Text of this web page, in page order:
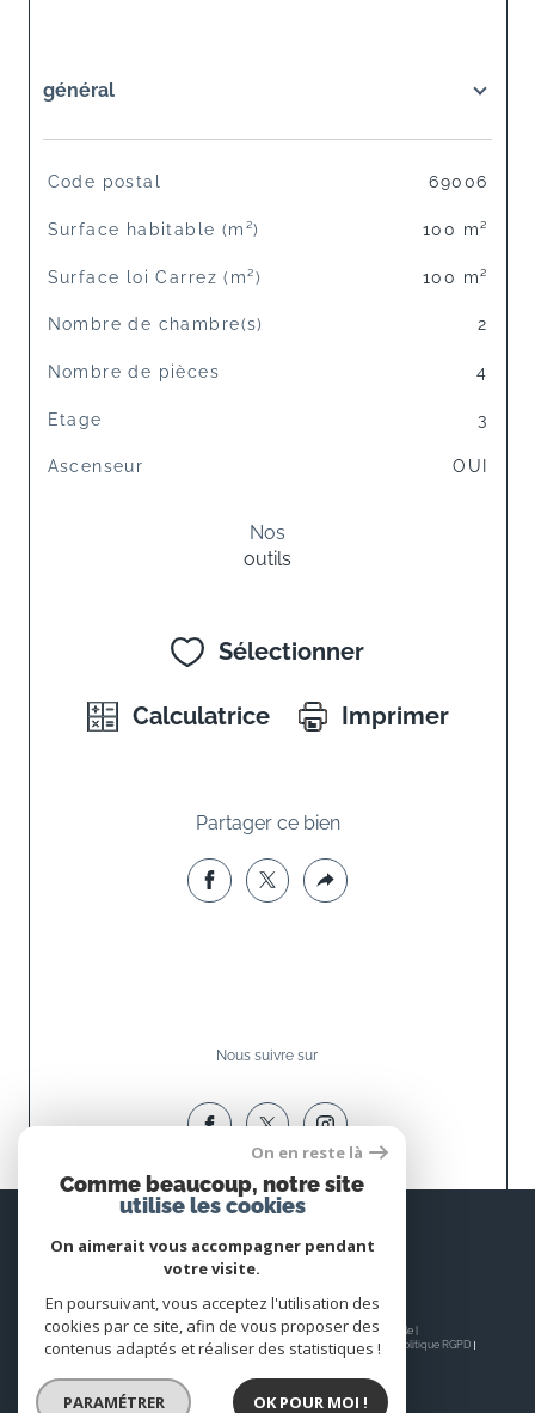
général
TRAD_SIROCCO_Caracteristique
Code postal 69006
Surface habitable (m²) 100 m²
Surface loi Carrez (m²) 100 m²
Nombre de chambre(s) 2
Nombre de pièces 4
Etage 3
Ascenseur OUI
Nos
outils
Sélectionner
Calculatrice Imprimer
Partager ce bien
Nous suivre sur
Espace
PROPRIÉTAIRE
Se connecter
© 2026 | Tous droits réservés | Traduction powered by Google |
Nos honoraires
Plan du site Mentions légales Admin Nos liens
Politique RGPD
On en reste là
Comme beaucoup, notre site
utilise les cookies
On aimerait vous accompagner pendant
votre visite.
En poursuivant, vous acceptez l'utilisation des
cookies par ce site, afin de vous proposer des
contenus adaptés et réaliser des statistiques !
PARAMÉTRER OK POUR MOI !